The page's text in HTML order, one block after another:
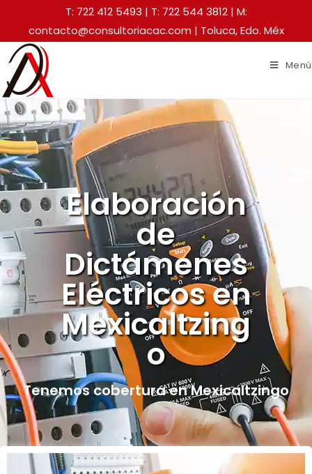
T: 722 412 5493 | T: 722 544 3812| M:
contacto@consultoriacac.com | Toluca, Edo. Méx
Menú
Elaboración
de
Dictámenes
Eléctricos en
Mexicaltzing
o
Tenemos cobertura en Mexicaltzingo